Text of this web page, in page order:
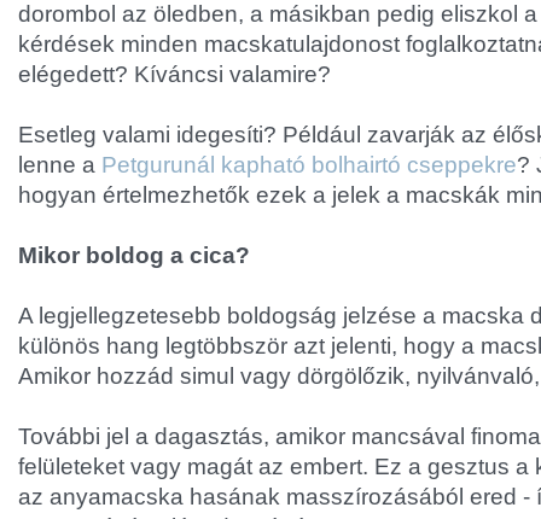
dorombol az öledben, a másikban pedig eliszkol
kérdések minden macskatulajdonost
elégedett? Kíváncsi valamire?
Esetleg valami idegesíti? Például zavarják az
lenne a Petgurunál kapható bolhairtó cseppekre?
hogyan értelmezhetők ezek a jelek a macskák
Mikor boldog a cica?
A legjellegzetesebb boldogság jelzése a macska
különös hang legtöbbször azt jelenti, hogy a
Amikor hozzád simul vagy dörgölőzik,
További jel a dagasztás, amikor mancsával
felületeket vagy magát az embert. Ez a gesztus a
az anyamacska hasának masszírozásából ered -